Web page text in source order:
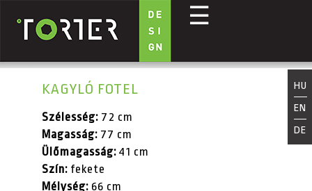
Ugrás a tartalomra
☰
HU
EN
DE
KAGYLÓ FOTEL
Szélesség: 72 cm
Magasság: 77 cm
Ülőmagasság: 41 cm
Szín: fekete
Mélység: 66 cm